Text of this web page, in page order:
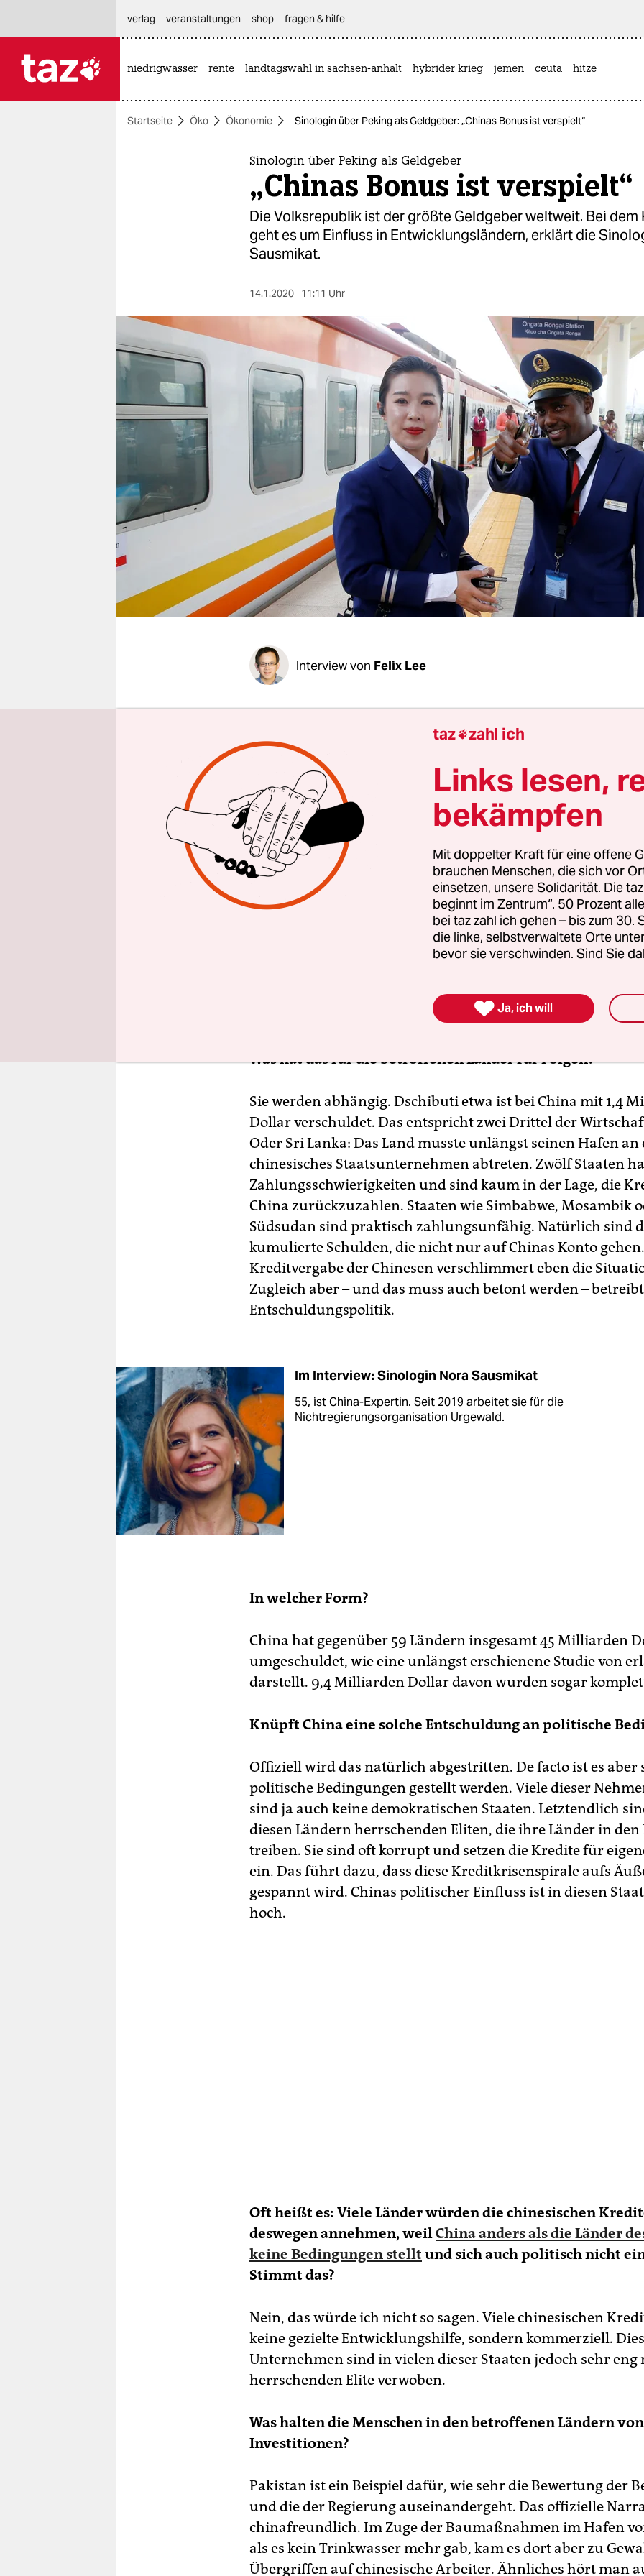
themen
berlin
nord
wahrheit
verlag
verlag
veranstaltungen
shop
fragen & hilfe
unterstützen
abo
genossenschaft
verlag
veranstaltungen shop fragen & hilfe
niedrigwasser rente landtagswahl in sachsen-anhalt hybrider krieg jemen ceuta hitze
Startseite Öko Ökonomie Sinologin über Peking als Geldgeber: „Chinas Bonus ist verspielt“
Sinologin über Peking als Geldgeber
„Chinas Bonus ist verspielt“
Die Volksrepublik ist der größte Geldgeber weltweit. Bei dem
geht es um Einfluss in Entwicklungsländern, erklärt die
Sausmikat.
14.1.2020 11:11 Uhr
Interview von Felix Lee
taz: Frau Sausmikat, westliche Politiker warnen vor der
zunehmenden
finanziellen Abhängigkeit vieler Länder
Zu Recht?
Nora Sausmikat: Das ist schwer zu beantworten. Die
Finanzarchitektur in China sowie die Vergabepraxis
sich von traditionellen westlichen Gebern. Oft ist unklar, zu
Zweck die Gelder vergeben werden. Auch die Frage, zu
Konditionen sie vergeben werden, wird oft nicht
Laut Institut für Weltwirtschaft schuldete die Welt China
mehr als 5 Billionen US-Dollar. Seit 2009 ist die
Kreditgeber als die USA. Die chinesischen Kredite haben
vorher schon verschuldet waren, in eine noch größere
Was hat das für die betroffenen Länder für Folgen?
Sie werden abhängig. Dschibuti etwa ist bei China mit 1,4
Dollar verschuldet. Das entspricht zwei Drittel der
Oder Sri Lanka: Das Land musste unlängst seinen Hafen an
chinesisches Staatsunternehmen abtreten. Zwölf Staaten
Zahlungsschwierigkeiten und sind kaum in der Lage, die
China zurückzuzahlen. Staaten wie Simbabwe, Mosambik
Südsudan sind praktisch zahlungsunfähig. Natürlich sind
kumulierte Schulden, die nicht nur auf Chinas Konto
Kreditvergabe der Chinesen verschlimmert eben die
Zugleich aber – und das muss auch betont werden –
Entschuldungspolitik.
Im Interview: Sinologin Nora Sausmikat
55, ist China-Expertin. Seit 2019 arbeitet sie für die
Nichtregierungsorganisation Urgewald.
In welcher Form?
China hat gegenüber 59 Ländern insgesamt 45 Milliarden
umgeschuldet, wie eine unlängst erschienene Studie von
darstellt. 9,4 Milliarden Dollar davon wurden sogar
Knüpft China eine solche Entschuldung an politische
Offiziell wird das natürlich abgestritten. De facto ist es aber
politische Bedingungen gestellt werden. Viele dieser
sind ja auch keine demokratischen Staaten. Letztendlich
diesen Ländern herrschenden Eliten, die ihre Länder in den
treiben. Sie sind oft korrupt und setzen die Kredite für
ein. Das führt dazu, dass diese Kreditkrisenspirale aufs
gespannt wird. Chinas politischer Einfluss ist in diesen
hoch.
Oft heißt es: Viele Länder würden die chinesischen
deswegen annehmen, weil China anders als die Länder
keine Bedingungen stellt und sich auch politisch nicht
Stimmt das?
Nein, das würde ich nicht so sagen. Viele chinesischen
keine gezielte Entwicklungshilfe, sondern kommerziell.
Unternehmen sind in vielen dieser Staaten jedoch sehr eng
herrschenden Elite verwoben.
Was halten die Menschen in den betroffenen Ländern
Investitionen?
Pakistan ist ein Beispiel dafür, wie sehr die Bewertung der
und die der Regierung auseinandergeht. Das offizielle
chinafreundlich. Im Zuge der Baumaßnahmen im Hafen
als es kein Trinkwasser mehr gab, kam es dort aber zu
Übergriffen auf chinesische Arbeiter. Ähnliches hört man
taz zahl ich
Links lesen,
bekämpfen
Mit doppelter Kraft für eine offene
brauchen Menschen, die sich vor
einsetzen, unsere Solidarität. Die
beginnt im Zentrum“. 50 Prozent
bei taz zahl ich gehen – bis zum
die linke, selbstverwaltete Orte
bevor sie verschwinden. Sind Sie
 Ja, ich will